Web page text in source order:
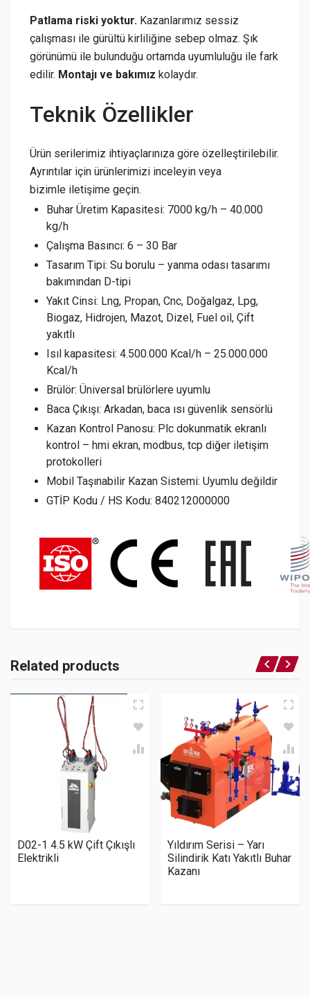
Patlama riski yoktur. Kazanlarımız sessiz
çalışması ile gürültü kirliliğine sebep olmaz. Şık
görünümü ile bulunduğu ortamda uyumluluğu ile fark
edilir. Montajı ve bakımız kolaydır.
Teknik Özellikler
Ürün serilerimiz ihtiyaçlarınıza göre özelleştirilebilir.
Ayrıntılar için ürünlerimizi inceleyin veya
bizimle iletişime geçin.
Buhar Üretim Kapasitesi: 7000 kg/h – 40.000
kg/h
Çalışma Basıncı: 6 – 30 Bar
Tasarım Tipi: Su borulu – yanma odası tasarımı
bakımından D-tipi
Yakıt Cinsi: Lng, Propan, Cnc, Doğalgaz, Lpg,
Biogaz, Hidrojen, Mazot, Dizel, Fuel oil, Çift
yakıtlı
Isıl kapasitesi: 4.500.000 Kcal/h – 25.000.000
Kcal/h
Brülör: Üniversal brülörlere uyumlu
Baca Çıkışı: Arkadan, baca ısı güvenlik sensörlü
Kazan Kontrol Panosu: Plc dokunmatik ekranlı
kontrol – hmi ekran, modbus, tcp diğer iletişim
protokolleri
Mobil Taşınabilir Kazan Sistemi: Uyumlu değildir
GTİP Kodu / HS Kodu: 840212000000
Related products
D02-1 4.5 kW Çift Çıkışlı
Elektrikli
Yıldırım Serisi – Yarı
Silindirik Katı Yakıtlı Buhar
Kazanı